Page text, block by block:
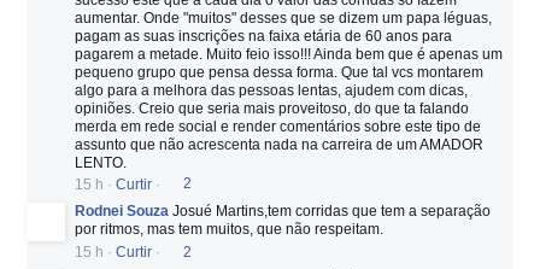
aumentar. Onde "muitos" desses que se dizem um papa léguas,
pagam as suas inscrições na faixa etária de 60 anos para
pagarem a metade. Muito feio isso!!! Ainda bem que é apenas um
pequeno grupo que pensa dessa forma. Que tal vcs montarem
algo para a melhora das pessoas lentas, ajudem com dicas,
opiniões. Creio que seria mais proveitoso, do que ta falando
merda em rede social e render comentários sobre este tipo de
assunto que não acrescenta nada na carreira de um AMADOR
LENTO.
15 h · Curtir ·
2
Rodnei Souza Josué Martins,tem corridas que tem a separação
por ritmos, mas tem muitos, que não respeitam.
15 h · Curtir ·
2